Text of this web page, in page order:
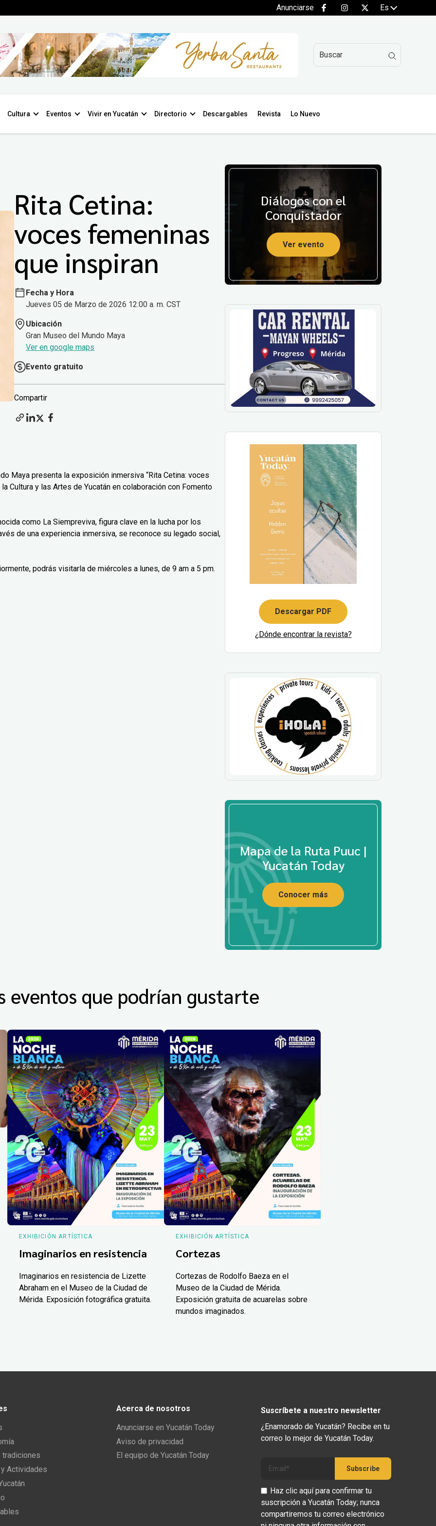
Anunciarse Es
Cultura Eventos Vivir en Yucatán Directorio Descargables Revista Lo Nuevo
Rita Cetina:
voces femeninas
que inspiran
Fecha y Hora
Jueves 05 de Marzo de 2026 12:00 a. m. CST
Ubicación
Gran Museo del Mundo Maya
Ver en google maps
Evento gratuito
Compartir
Maya presenta la exposición inmersiva “Rita Cetina: voces
Cultura y las Artes de Yucatán en colaboración con Fomento
como La Siempreviva, figura clave en la lucha por los
de una experiencia inmersiva, se reconoce su legado social,
podrás visitarla de miércoles a lunes, de 9 am a 5 pm.
Diálogos con el
Conquistador
Ver evento
Descargar PDF
¿Dónde encontrar la revista?
Mapa de la Ruta Puuc |
Yucatán Today
Conocer más
eventos que podrían gustarte
EXHIBICIÓN ARTÍSTICA
Imaginarios en resistencia
Imaginarios en resistencia de Lizette
Abraham en el Museo de la Ciudad de
Mérida. Exposición fotográfica gratuita.
EXHIBICIÓN ARTÍSTICA
Cortezas
Cortezas de Rodolfo Baeza en el
Museo de la Ciudad de Mérida.
Exposición gratuita de acuarelas sobre
mundos imaginados.
tradiciones
Actividades
Acerca de nosotros
Anunciarse en Yucatán Today
Aviso de privacidad
El equipo de Yucatán Today
Suscríbete a nuestro newsletter
¿Enamorado de Yucatán? Recibe en tu
correo lo mejor de Yucatán Today.
Haz clic aquí para confirmar tu
suscripción a Yucatán Today; nunca
compartiremos tu correo electrónico